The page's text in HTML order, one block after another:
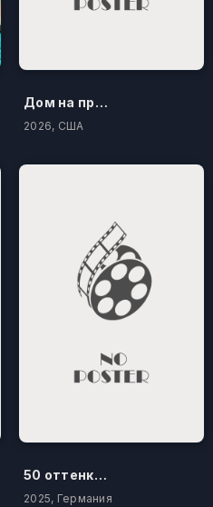
Дом на проклятом холме
2026, США
50 оттенков бестселлера
2025, Германия